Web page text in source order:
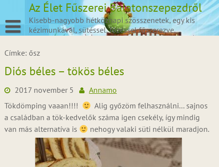
content
Az Élet Fűszerei Balatonszepezdről
Kisebb-nagyobb hétköznapi szösszenetek, egy kis
kézimunkával, sütéssel, főzéssel fűszerezve.
Címke: ősz
Diós béles – tökös béles
2017 november 5
Annamo
Tökdömping vaaan!!!!
Alig győzöm felhasználni… sajnos
a családban a tök-kedvelők száma igen csekély, így mindig
van más alternatíva is
nehogy valaki süti nélkül maradjon.